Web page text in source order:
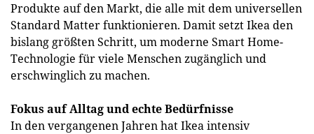
Produkte auf den Markt, die alle mit dem universellen
Standard Matter funktionieren. Damit setzt Ikea den
bislang größten Schritt, um moderne Smart Home-
Technologie für viele Menschen zugänglich und
erschwinglich zu machen.
Fokus auf Alltag und echte Bedürfnisse
In den vergangenen Jahren hat Ikea intensiv